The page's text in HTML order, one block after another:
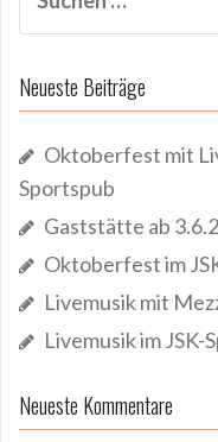
nach:
Neueste Beiträge
Oktoberfest mit
Sportspub
Gaststätte ab
Oktoberfest im
Livemusik mit
Livemusik im JSK-
Neueste Kommentare